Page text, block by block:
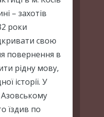
– захотів
роки
свою
повернення в
рідну мову,
історії. У
їздив по